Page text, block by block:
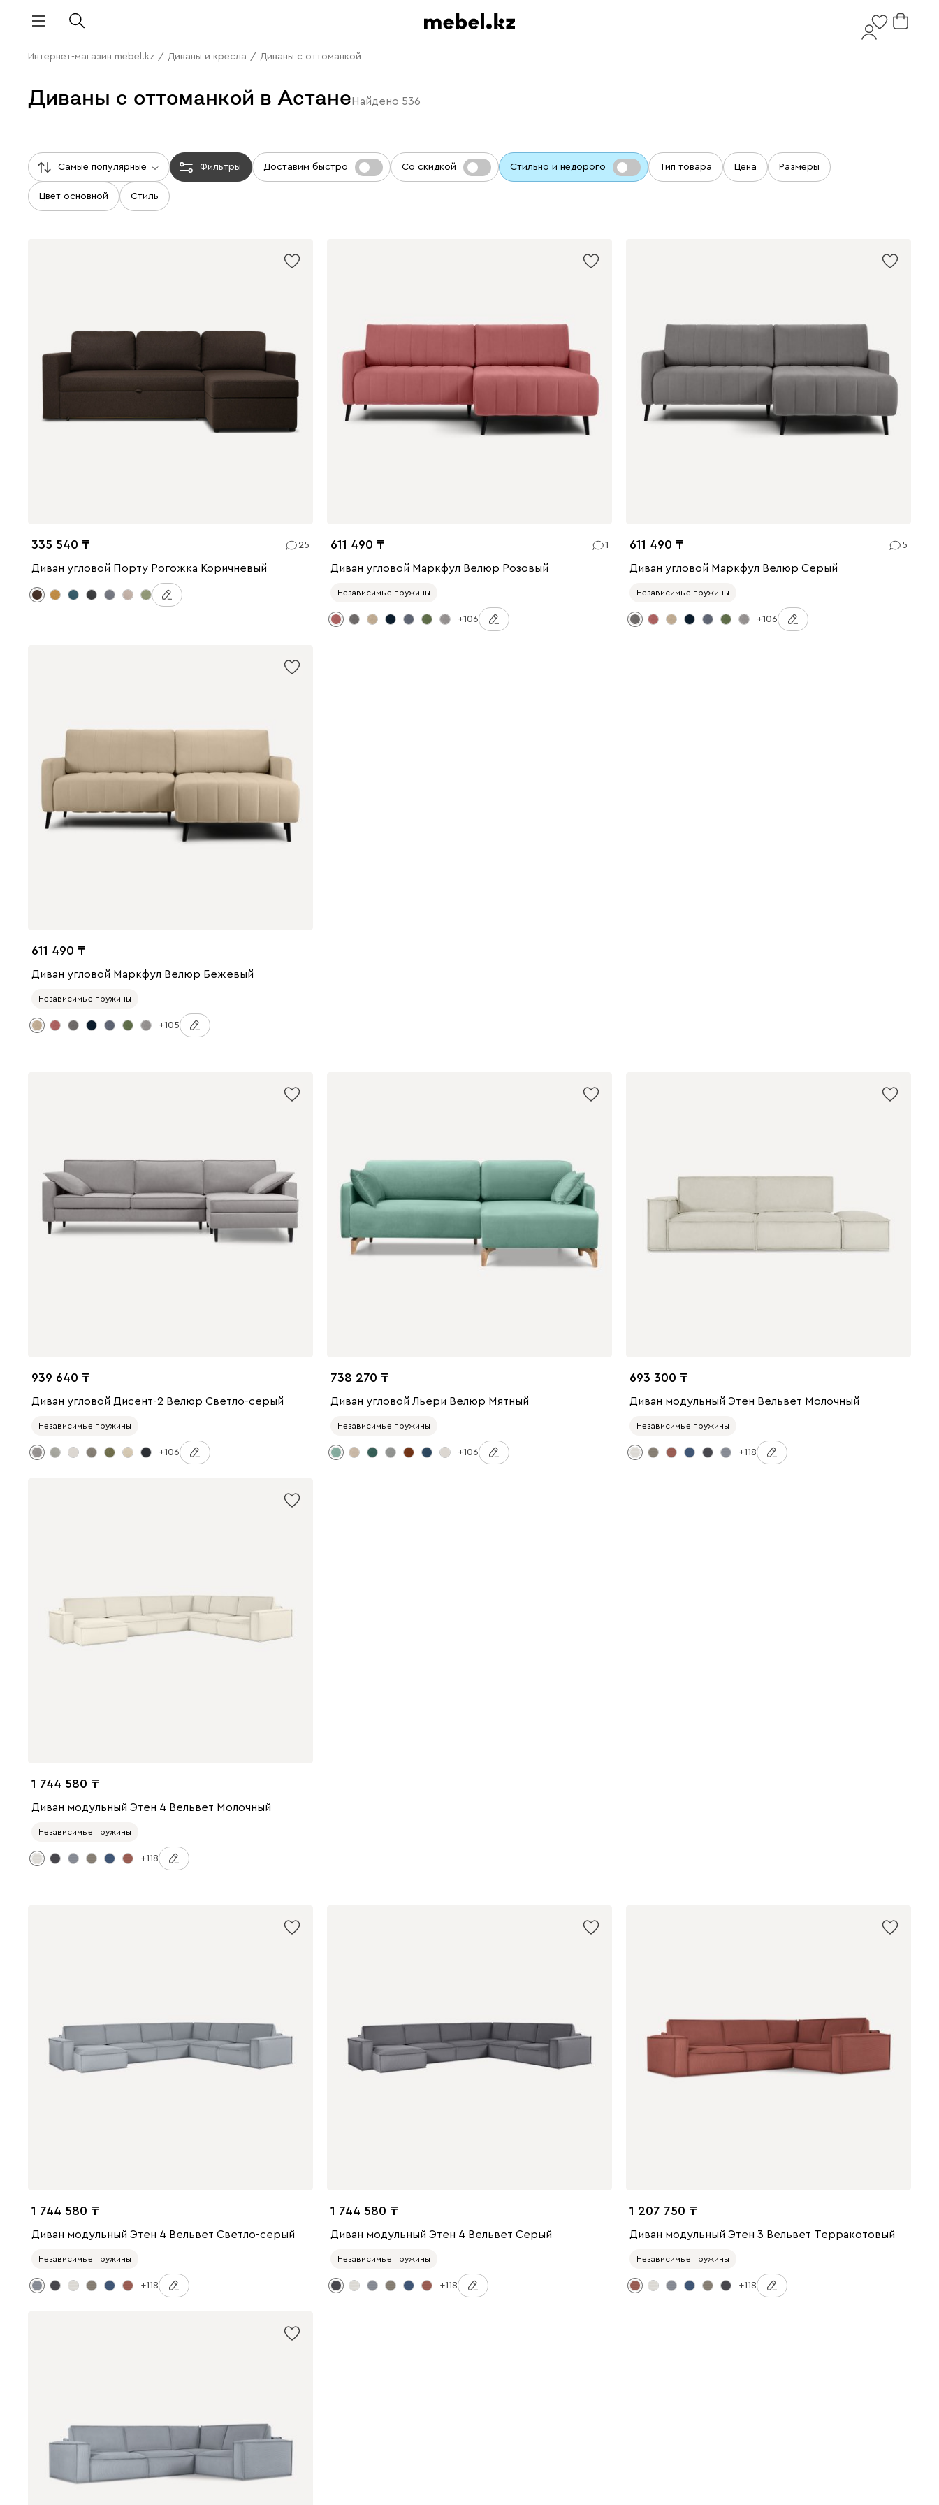
Интернет-магазин mebel.kz / Диваны и кресла / Диваны с оттоманкой
Диваны с оттоманкой в Астане Найдено 536
Самые популярные Фильтры Доставим быстро Со скидкой Стильно и недорого Тип товара Цена Размеры
Цвет основной Стиль
335 540 25
Диван угловой Порту Рогожка Коричневый
611 490 1
Диван угловой Маркфул Велюр Розовый
Независимые пружины
+106
611 490 5
Диван угловой Маркфул Велюр Серый
Независимые пружины
+106
611 490
Диван угловой Маркфул Велюр Бежевый
Независимые пружины
+105
939 640
Диван угловой Дисент-2 Велюр Светло-серый
Независимые пружины
+106
738 270
Диван угловой Льери Велюр Мятный
Независимые пружины
+106
693 300
Диван модульный Этен Вельвет Молочный
Независимые пружины
+118
1 744 580
Диван модульный Этен 4 Вельвет Молочный
Независимые пружины
+118
1 744 580
Диван модульный Этен 4 Вельвет Светло-серый
Независимые пружины
+118
1 744 580
Диван модульный Этен 4 Вельвет Серый
Независимые пружины
+118
1 207 750
Диван модульный Этен 3 Вельвет Терракотовый
Независимые пружины
+118